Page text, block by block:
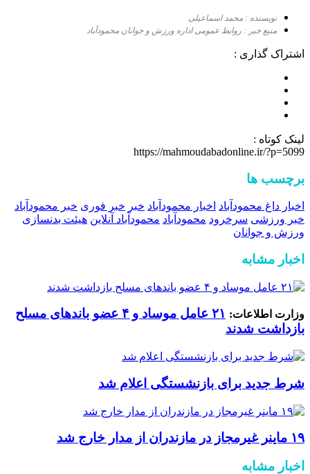
نویسنده : محمد اسماعیلی
منبع خبر : روابط عمومی اداره ورزش و جوانان محمودآباد
اشتراک گذاری :
لینک کوتاه :
https://mahmoudabadonline.ir/?p=5099
برچسب ها
اخبار داغ محمودآباد اخبار محمودآباد خبر خبر فوری خبر محمودآباد
خبر ورزشی سرخرود محمودآباد محمودآباد آنلاین هیئت بدنسازی
ورزش و جوانان
اخبار مشابه
وزارت اطلاعات:
۲۱ عامل موساد و ۴ عضو باند‌های مسلح
بازداشت شدند
شرط جدید برای بازنشستگی اعلام شد
۱۹ ماینر غیرمجاز در مازندران از مدار خارج شد
اخبار مشابه